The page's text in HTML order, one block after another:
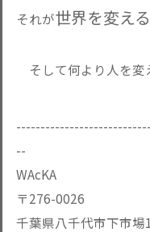
それが世界を変え
そして何より人を変
--
WAcKA
〒276-0026
千葉県八千代市下市場